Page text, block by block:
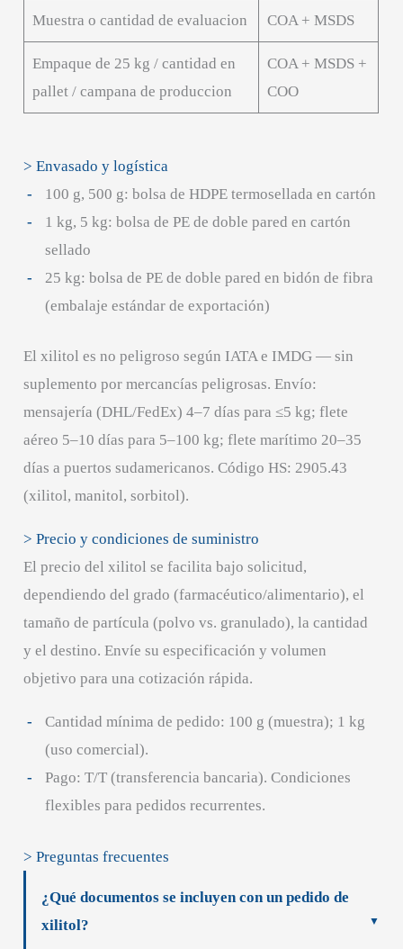
Muestra o cantidad de evaluacion COA + MSDS
Empaque de 25 kg / cantidad en
pallet / campana de produccion
COA + MSDS +
COO
> Envasado y logística
100 g, 500 g: bolsa de HDPE termosellada en cartón
1 kg, 5 kg: bolsa de PE de doble pared en cartón
sellado
25 kg: bolsa de PE de doble pared en bidón de fibra
(embalaje estándar de exportación)
El xilitol es no peligroso según IATA e IMDG — sin
suplemento por mercancías peligrosas. Envío:
mensajería (DHL/FedEx) 4–7 días para ≤5 kg; flete
aéreo 5–10 días para 5–100 kg; flete marítimo 20–35
días a puertos sudamericanos. Código HS: 2905.43
(xilitol, manitol, sorbitol).
> Precio y condiciones de suministro
El precio del xilitol se facilita bajo solicitud,
dependiendo del grado (farmacéutico/alimentario), el
tamaño de partícula (polvo vs. granulado), la cantidad
y el destino. Envíe su especificación y volumen
objetivo para una cotización rápida.
Cantidad mínima de pedido: 100 g (muestra); 1 kg
(uso comercial).
Pago: T/T (transferencia bancaria). Condiciones
flexibles para pedidos recurrentes.
> Preguntas frecuentes
¿Qué documentos se incluyen con un pedido de
xilitol?